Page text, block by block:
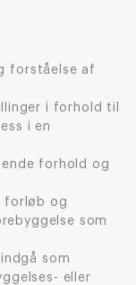
forståelse af
i forhold til
i en
forhold og
forløb og
som
som
eller